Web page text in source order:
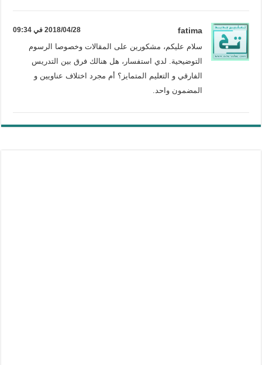
fatima 2018/04/28 في 09:34
سلام عليكم، مشكورين على المقالات وخصوصا الرسوم
التوضيحية. لدي استفسار، هل هنالك فرق بين التدريس
الفارقي و التعليم المتمايز؟ أم مجرد اختلاف عناويين و
المضمون واحد.